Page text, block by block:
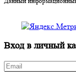
Вход в личный